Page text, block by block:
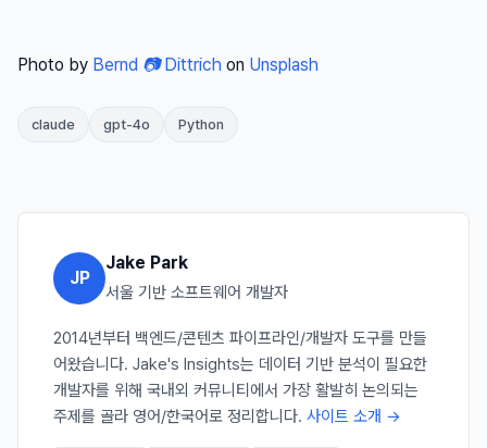
Photo by Bernd 📷 Dittrich on Unsplash
claude gpt-4o Python
JP
Jake Park
서울 기반 소프트웨어 개발자
2014년부터 백엔드/콘텐츠 파이프라인/개발자 도구를 만들
어왔습니다. Jake's Insights는 데이터 기반 분석이 필요한
개발자를 위해 국내외 커뮤니티에서 가장 활발히 논의되는
주제를 골라 영어/한국어로 정리합니다. 사이트 소개 →